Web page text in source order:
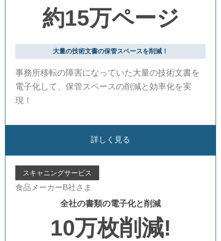
約15万ページ
大量の技術文書の保管スペースを削減！
事務所移転の障害になっていた大量の技術文書を
電子化して、保管スペースの削減と効率化を実
現！
詳しく見る
スキャニングサービス
食品メーカーB社さま
全社の書類の電子化と削減
10万枚削減!